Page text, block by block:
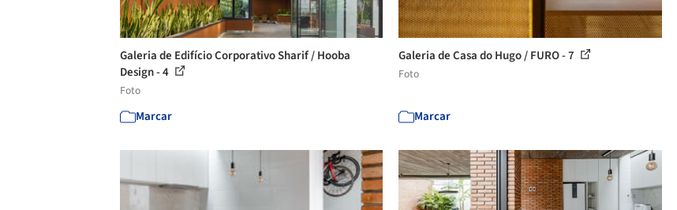
Galeria de Edifício Corporativo Sharif / Hooba
Design - 4
Foto
Marcar
Galeria de Casa do Hugo / FURO - 7
Foto
Marcar